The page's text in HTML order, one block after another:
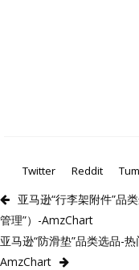
Twitter
Reddit
亚马逊“行李架附件”品
管理”）-AmzChart
亚马逊“防滑垫”品类选品-
AmzChart